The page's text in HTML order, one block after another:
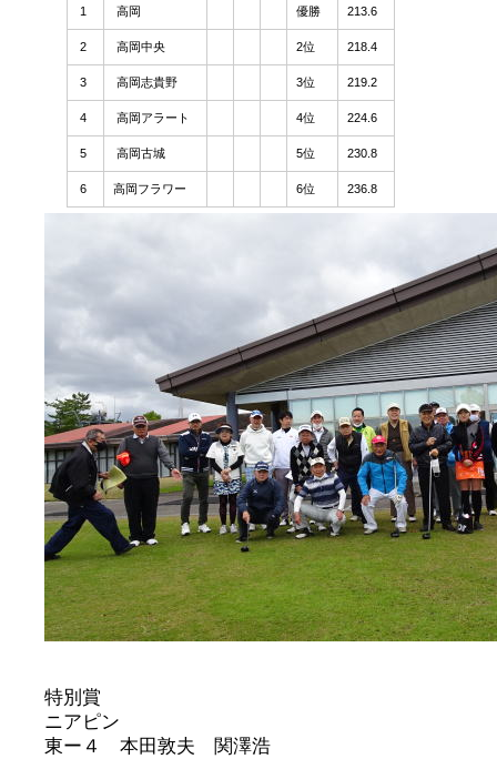
1 高岡 優勝 213.6
2 高岡中央 2位 218.4
3 高岡志貴野 3位 219.2
4 高岡アラート 4位 224.6
5 高岡古城 5位 230.8
6 高岡フラワー 6位 236.8
特別賞
ニアピン
東ー４ 本田敦夫 関澤浩